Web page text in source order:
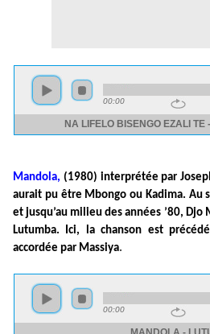
Mandola, (1980) interprétée par
aurait pu être Mbongo ou Kadima. Au
et jusqu’au milieu des années ’80, Djo
Lutumba. Ici, la chanson est
accordée par Massiya.